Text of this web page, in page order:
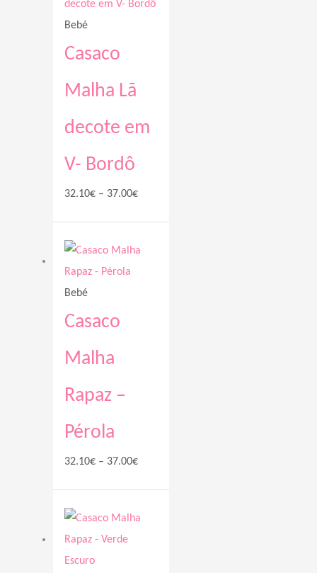
Bebé
Casaco
Malha Lã
decote em
V- Bordô
32.10€ – 37.00€
32.10€
Bebé
Casaco
Malha
Rapaz –
Pérola
32.10€ – 37.00€
range:
range: